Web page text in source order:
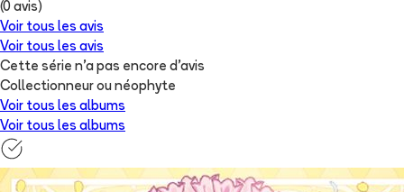
(0 avis)
Voir tous les avis
Voir tous les avis
Cette série n'a pas encore d'avis
Collectionneur ou néophyte
Voir tous les albums
Voir tous les albums